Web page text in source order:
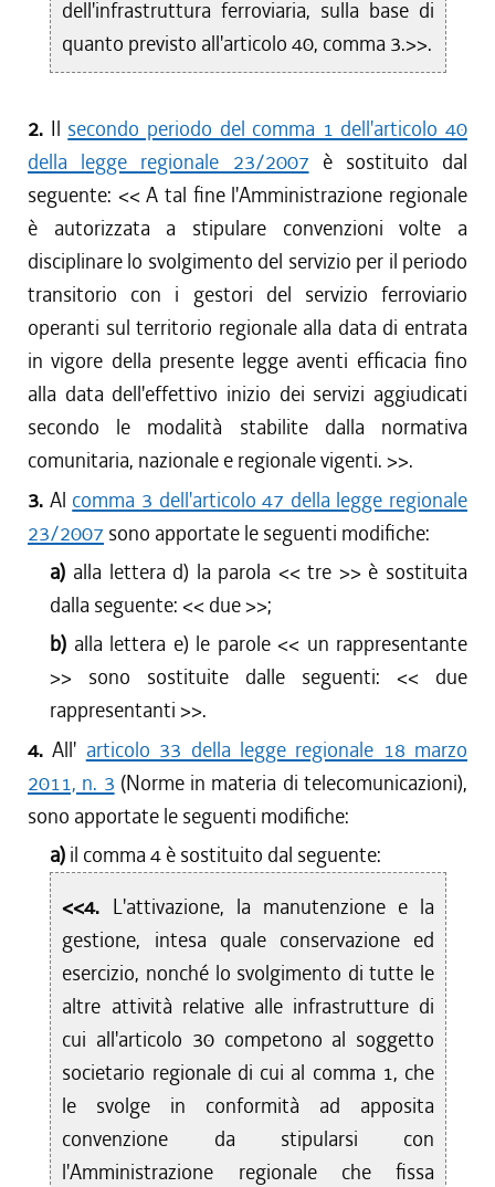
dell'infrastruttura ferroviaria, sulla base di
quanto previsto all'articolo 40, comma 3.>>.
2. Il secondo periodo del comma 1 dell'articolo 40
della legge regionale 23/2007 è sostituito dal
seguente: <<A tal fine l'Amministrazione regionale
è autorizzata a stipulare convenzioni volte a
disciplinare lo svolgimento del servizio per il periodo
transitorio con i gestori del servizio ferroviario
operanti sul territorio regionale alla data di entrata
in vigore della presente legge aventi efficacia fino
alla data dell'effettivo inizio dei servizi aggiudicati
secondo le modalità stabilite dalla normativa
comunitaria, nazionale e regionale vigenti. >>.
3. Al comma 3 dell'articolo 47 della legge regionale
23/2007 sono apportate le seguenti modifiche:
a) alla lettera d) la parola <<tre >> è sostituita
dalla seguente: << due>>;
b) alla lettera e) le parole << un rappresentante
>> sono sostituite dalle seguenti: << due
rappresentanti >>.
4.All' articolo 33 della legge regionale 18 marzo
2011, n. 3 (Norme in materia di telecomunicazioni),
sono apportate le seguenti modifiche:
a) il comma 4 è sostituito dal seguente:
<<4. L'attivazione, la manutenzione e la
gestione, intesa quale conservazione ed
esercizio, nonché lo svolgimento di tutte le
altre attività relative alle infrastrutture di
cui all'articolo 30 competono al soggetto
societario regionale di cui al comma 1, che
le svolge in conformità ad apposita
convenzione da stipularsi con
l'Amministrazione regionale che fissa